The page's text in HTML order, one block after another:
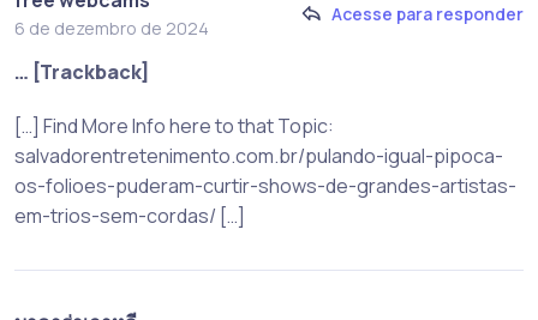
6 de dezembro de 2024
Acesse para responder
… [Trackback]
[…] Find More Info here to that Topic:
salvadorentretenimento.com.br/pulando-igual-pipoca-
os-folioes-puderam-curtir-shows-de-grandes-artistas-
em-trios-sem-cordas/ […]